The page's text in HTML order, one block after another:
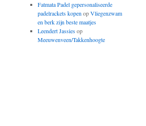
Fatmata Padel gepersonaliseerde
padelrackets kopen opVliegenzwam
en berk zijn beste maatjes
Leendert Jassiesop
Meeuwenveen/Takkenhoogte